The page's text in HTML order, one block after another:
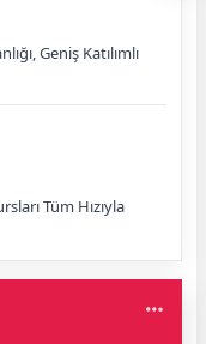
Geniş Katılımlı
Tüm Hızıyla